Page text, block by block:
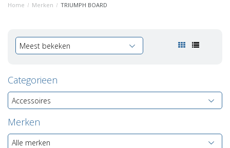
Home / Merken / TRIUMPH BOARD
Meest bekeken
Categorieen
Accessoires
Merken
Alle merken